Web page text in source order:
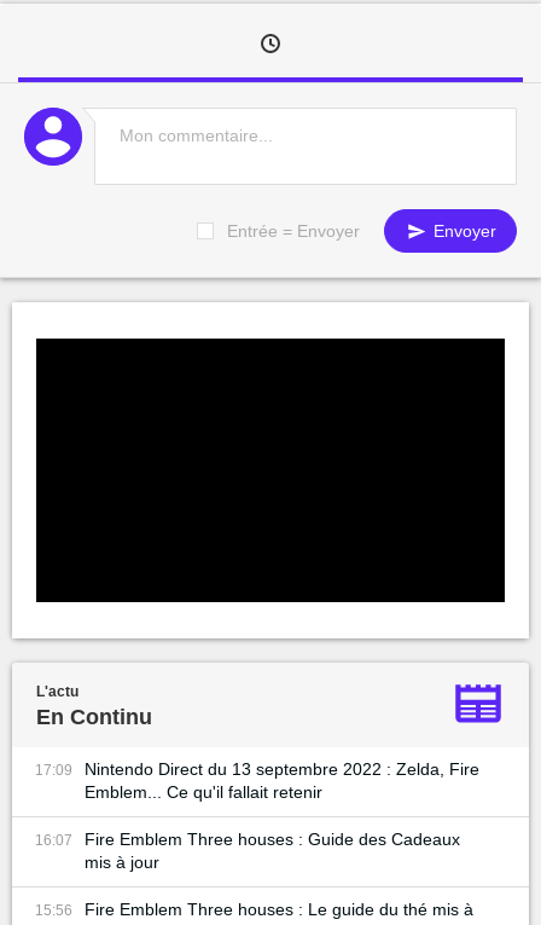
Entrée = Envoyer Envoyer
L'actu
En Continu
17:09
Nintendo Direct du 13 septembre 2022 : Zelda, Fire
Emblem... Ce qu'il fallait retenir
16:07
Fire Emblem Three houses : Guide des Cadeaux
mis à jour
15:56
Fire Emblem Three houses : Le guide du thé mis à